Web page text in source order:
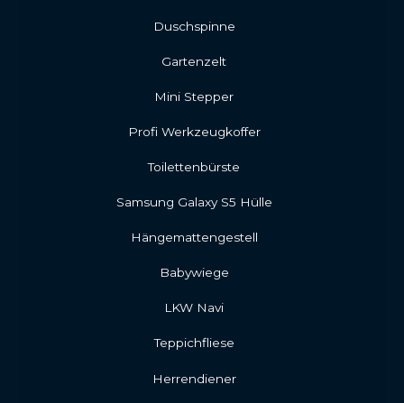
Duschspinne
Gartenzelt
Mini Stepper
Profi Werkzeugkoffer
Toilettenbürste
Samsung Galaxy S5 Hülle
Hängemattengestell
Babywiege
LKW Navi
Teppichfliese
Herrendiener